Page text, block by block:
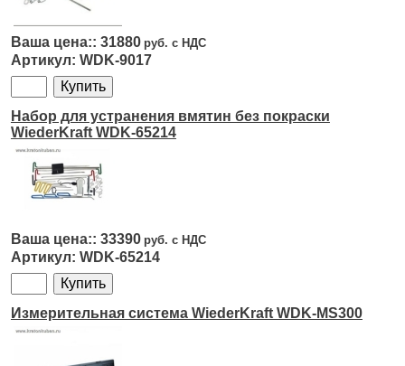
31880
WDK-9017
Набор для устранения вмятин без покраски
WiederKraft WDK-65214
33390
WDK-65214
Измерительная система WiederKraft WDK-MS300